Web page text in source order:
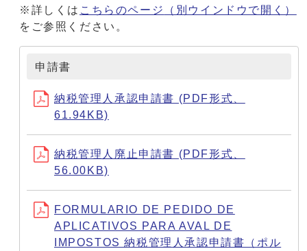
※詳しくは こちらのページ
（別ウインドウで開く）
をご参照ください。
申請書
納税管理人承認申請書 (PDF形式、
61.94KB)
納税管理人廃止申請書 (PDF形式、
56.00KB)
FORMULARIO DE PEDIDO DE
APLICATIVOS PARA AVAL DE
IMPOSTOS 納税管理人承認申請書（ポル